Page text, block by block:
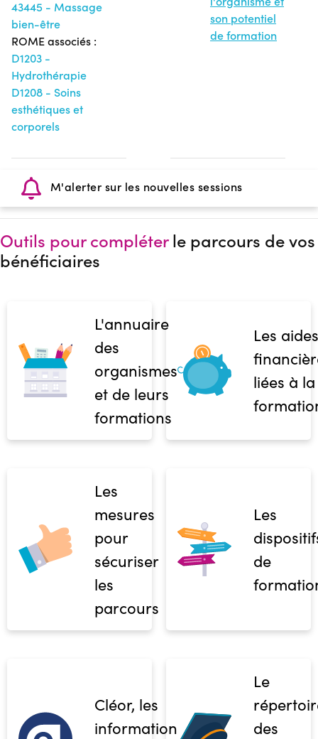
43445 - Massage
bien-être
ROME associés :
D1203 -
Hydrothérapie
D1208 - Soins
esthétiques et
corporels
son potentiel
de formation
M'alerter sur les nouvelles sessions
Outils pour compléterle parcours de vos
bénéficiaires
L'annuaire
des
organismes
et de leurs
formations
Les aides
liées à la
Les
mesures
pour
sécuriser
les
parcours
Les
de
Cléor, les
informations
Le
des